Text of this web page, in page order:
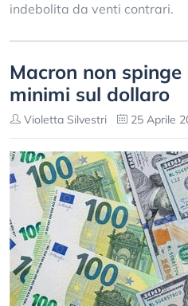
indebolita da venti contrari.
Macron non spinge
minimi sul dollaro
Violetta Silvestri 25 Aprile